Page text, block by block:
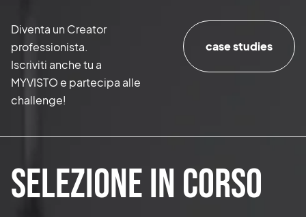
Diventa un Creator
professionista.
Iscriviti anche tu a
MYVISTO e partecipa alle
challenge!
case studies
Selezione in corso